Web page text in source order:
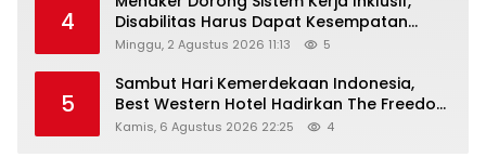
4
Disabilitas Harus Dapat Kesempatan
Setara
Minggu, 2 Agustus 2026 11:13 5
5
Sambut Hari Kemerdekaan Indonesia,
Best Western Hotel Hadirkan The Freedom
Stay Diskon Hingga 45%
Kamis, 6 Agustus 2026 22:25 4